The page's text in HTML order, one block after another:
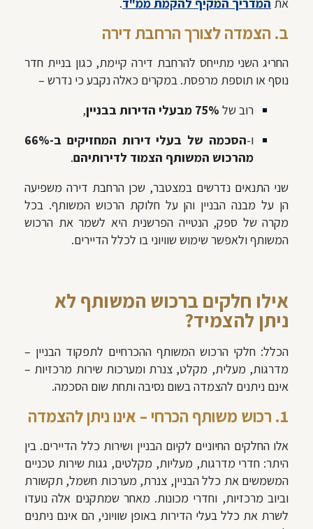
ב. הצמדה לצורך הרחבת דירה
החריג השני מתייחס להרחבת דירה קיימת, כגון בניית חדר
נוסף או תוספת מרפסת. במקרים כאלה נקבע כי נדרש –
רוב של 75% מבעלי הדירות בבניין
,
ו-
הסכמה של בעלי דירות המחזיקים ב-66%
מהרכוש המשותף הצמוד לדירותיהם.
שני התנאים נדרשים במצטבר, שכן הרחבת דירה משפיעה
הן על מבנה הבניין והן על חלוקת הרכוש המשותף. בכל
מקרה של ספק, הנטייה הפרשנית היא לשמר את הרכוש
המשותף ולאפשר שימוש שוויוני בו לכלל הדיירים.
אילו חלקים ברכוש המשותף לא
ניתן להצמיד?
הכלל: חלקי הרכוש המשותף ההכרחיים לתפקוד הבניין –
מדרגות, מעלית, מקלט, צנרת ומערכות שירות מרכזיות –
אינם ניתנים להצמדה בשום נסיבה ותחת שום הסכמה.
1. רכוש משותף הכרחי – אינו ניתן להצמדה
אלו החלקים החיוניים לקיום הבניין ושירות כלל הדיירים. בין
היתר: חדרי מדרגות, מעליות, מקלטים, גגות שירות טכניים
המשמשים את כלל הבניין, צנרת, מערכות חשמל, תקשורת
וביוב מרכזיות, וחדרי מכונות. מאחר שמתקנים אלה נועדו
לשרת את כלל בעלי הדירות באופן שוויוני, הם אינם ניתנים